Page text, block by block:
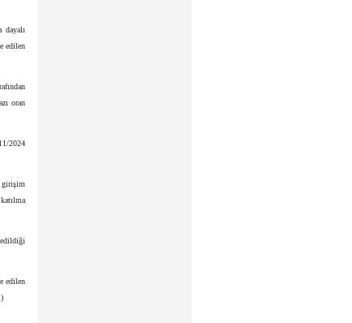
dayalı
edilen
oran
2024
edilen